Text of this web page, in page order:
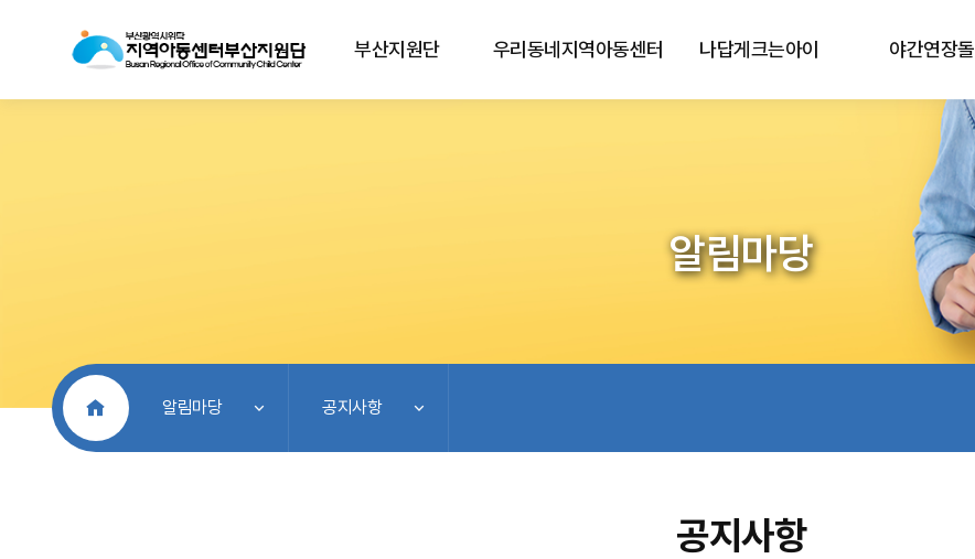
부산지원단 우리동네지역아동센터 나답게크는아이 야간연장
알림마당
처음으로알림마당 공지사항
공지사항